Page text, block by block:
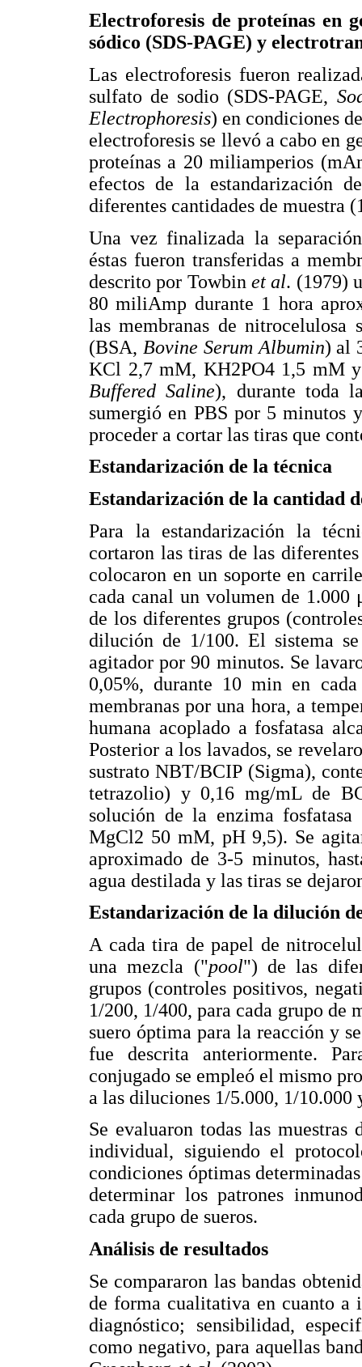
Electroforesis de proteínas en
sódico (SDS-PAGE) y
Las electroforesis fueron
sulfato de sodio (SDS-PAGE,
Electrophoresis) en condiciones
electroforesis se llevó a cabo en
proteínas a 20 miliamperios
efectos de la estandarización
diferentes cantidades de muestra
Una vez finalizada la
éstas fueron transferidas a
descrito por Towbinet al. (1979)
80 miliAmp durante 1 hora
las membranas de nitrocelulosa
(BSA, Bovine Serum Albumin) al
KCl 2,7 mM, KH2PO4 1,5 mM
Buffered Saline), durante toda
sumergió en PBS por 5 minutos
proceder a cortar las tiras que
Estandarización de la técnica
Estandarización de la cantidad
Para la estandarización la
cortaron las tiras de las
colocaron en un soporte en
cada canal un volumen de 1.000
de los diferentes grupos
dilución de 1/100. El sistema
agitador por 90 minutos. Se
0,05%, durante 10 min en
membranas por una hora, a
humana acoplado a fosfatasa
Posterior a los lavados, se
sustrato NBT/BCIP (Sigma),
tetrazolio) y 0,16 mg/mL de
solución de la enzima
MgCl2 50 mM, pH 9,5). Se
aproximado de 3-5 minutos,
agua destilada y las tiras se
Estandarización de la dilución
A cada tira de papel de
una mezcla ("pool") de las
grupos (controles positivos,
1/200, 1/400, para cada grupo de
suero óptima para la reacción y
fue descrita anteriormente.
conjugado se empleó el mismo
a las diluciones 1/5.000, 1/10.000
Se evaluaron todas las
individual, siguiendo el
condiciones óptimas
determinar los patrones
cada grupo de sueros.
Análisis de resultados
Se compararon las bandas
de forma cualitativa en cuanto a
diagnóstico; sensibilidad,
como negativo, para aquellas